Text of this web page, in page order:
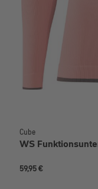
Cube
WS
59,95 €